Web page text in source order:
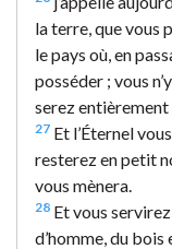
la terre, que vous
le pays où, en
posséder ; vous
serez entièrement
27 Et l’Éternel
resterez en petit
vous mènera.
28 Et vous
d’homme, du